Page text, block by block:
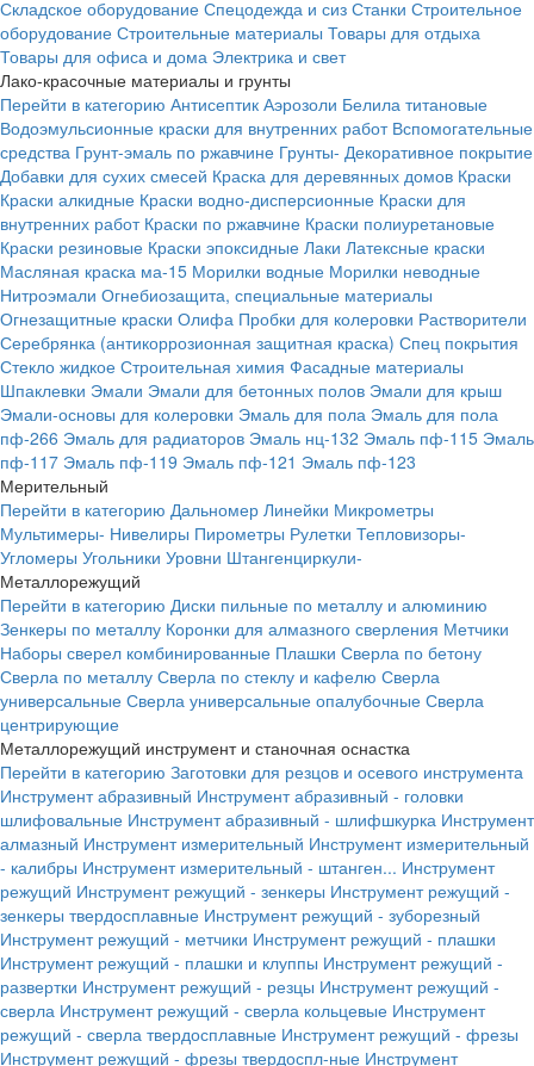
Складское оборудование Спецодежда и сиз Станки Строительное
оборудование Строительные материалы Товары для отдыха
Товары для офиса и дома Электрика и свет
Лако-красочные материалы и грунты
Перейти в категорию Антисептик Аэрозоли Белила титановые
Водоэмульсионные краски для внутренних работ Вспомогательные
средства Грунт-эмаль по ржавчине Грунты- Декоративное покрытие
Добавки для сухих смесей Краска для деревянных домов Краски
Краски алкидные Краски водно-дисперсионные Краски для
внутренних работ Краски по ржавчине Краски полиуретановые
Краски резиновые Краски эпоксидные Лаки Латексные краски
Масляная краска ма-15 Морилки водные Морилки неводные
Нитроэмали Огнебиозащита, специальные материалы
Огнезащитные краски Олифа Пробки для колеровки Растворители
Серебрянка (антикоррозионная защитная краска) Спец покрытия
Стекло жидкое Строительная химия Фасадные материалы
Шпаклевки Эмали Эмали для бетонных полов Эмали для крыш
Эмали-основы для колеровки Эмаль для пола Эмаль для пола
пф-266 Эмаль для радиаторов Эмаль нц-132 Эмаль пф-115 Эмаль
пф-117 Эмаль пф-119 Эмаль пф-121 Эмаль пф-123
Мерительный
Перейти в категорию Дальномер Линейки Микрометры
Мультимеры- Нивелиры Пирометры Рулетки Тепловизоры-
Угломеры Угольники Уровни Штангенциркули-
Металлорежущий
Перейти в категорию Диски пильные по металлу и алюминию
Зенкеры по металлу Коронки для алмазного сверления Метчики
Наборы сверел комбинированные Плашки Сверла по бетону
Сверла по металлу Сверла по стеклу и кафелю Сверла
универсальные Сверла универсальные опалубочные Сверла
центрирующие
Металлорежущий инструмент и станочная оснастка
Перейти в категорию Заготовки для резцов и осевого инструмента
Инструмент абразивный Инструмент абразивный - головки
шлифовальные Инструмент абразивный - шлифшкурка Инструмент
алмазный Инструмент измерительный Инструмент измерительный
- калибры Инструмент измерительный - штанген... Инструмент
режущий Инструмент режущий - зенкеры Инструмент режущий -
зенкеры твердосплавные Инструмент режущий - зуборезный
Инструмент режущий - метчики Инструмент режущий - плашки
Инструмент режущий - плашки и клуппы Инструмент режущий -
развертки Инструмент режущий - резцы Инструмент режущий -
сверла Инструмент режущий - сверла кольцевые Инструмент
режущий - сверла твердосплавные Инструмент режущий - фрезы
Инструмент режущий - фрезы твердоспл-ные Инструмент